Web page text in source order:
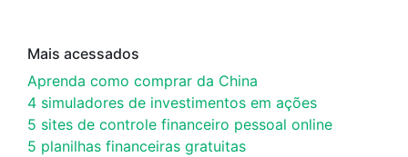
Mais acessados
Aprenda como comprar da China
4 simuladores de investimentos em ações
5 sites de controle financeiro pessoal online
5 planilhas financeiras gratuitas